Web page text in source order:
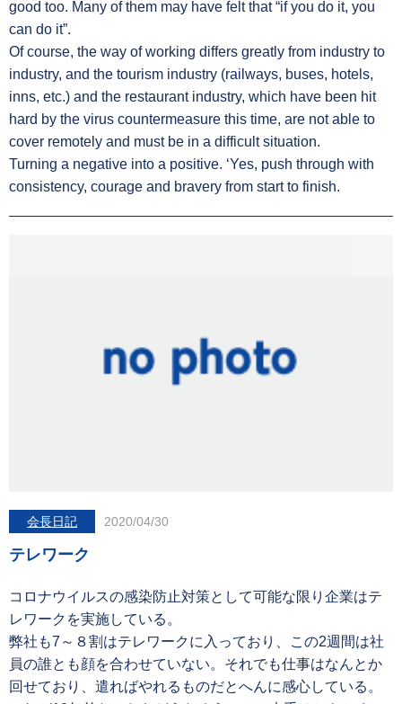
good too. Many of them may have felt that “if you do it, you
can do it”.
Of course, the way of working differs greatly from industry to
industry, and the tourism industry (railways, buses, hotels,
inns, etc.) and the restaurant industry, which have been hit
hard by the virus countermeasure this time, are not able to
cover remotely and must be in a difficult situation.
Turning a negative into a positive. ‘Yes, push through with
consistency, courage and bravery from start to finish.
会長日記 2020/04/30
テレワーク
コロナウイルスの感染防止対策として可能な限り企業はテ
レワークを実施している。
弊社も7～８割はテレワークに入っており、この2週間は社
員の誰とも顔を合わせていない。それでも仕事はなんとか
回せており、遣ればやれるものだとへんに感心している。